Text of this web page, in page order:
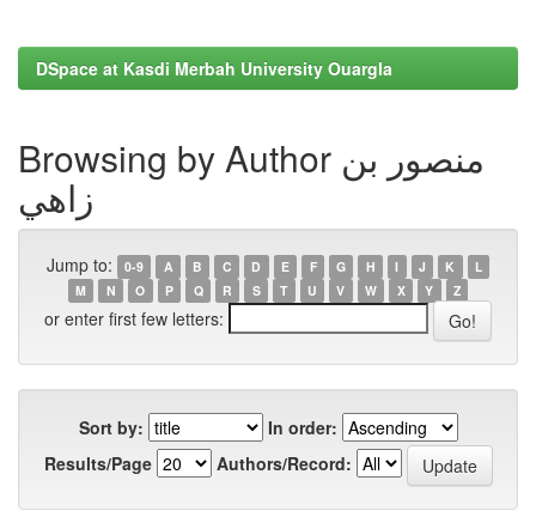
DSpace at Kasdi Merbah University Ouargla
Browsing by Author منصور بن
زاهي
Jump to: 0-9 A B C D E F G H I J K
L
M
N O P Q R S T U V W X Y Z
or enter first few letters:
Sort by:
In order:
Results/Page
Authors/Record: